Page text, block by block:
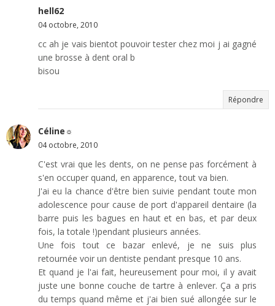
hell62
04 octobre, 2010
cc ah je vais bientot pouvoir tester chez moi j ai gagné
une brosse à dent oral b
bisou
Répondre
Céline☼
04 octobre, 2010
C'est vrai que les dents, on ne pense pas forcément à
s'en occuper quand, en apparence, tout va bien.
J'ai eu la chance d'être bien suivie pendant toute mon
adolescence pour cause de port d'appareil dentaire (la
barre puis les bagues en haut et en bas, et par deux
fois, la totale !)pendant plusieurs années.
Une fois tout ce bazar enlevé, je ne suis plus
retournée voir un dentiste pendant presque 10 ans.
Et quand je l'ai fait, heureusement pour moi, il y avait
juste une bonne couche de tartre à enlever. Ça a pris
du temps quand même et j'ai bien sué allongée sur le